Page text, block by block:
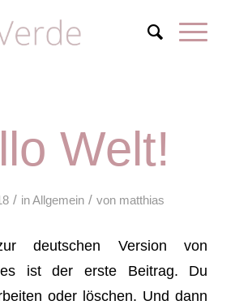
Welt!
/ inAllgemein / von matthias
deutschen Version von
ist der erste Beitrag. Du
oder löschen. Und dann